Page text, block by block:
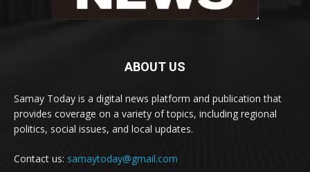
ABOUT US
Samay Today is a digital news platform and publication that
provides coverage on a variety of topics, including regional
politics, social issues, and local updates.
Contact us: samaytoday@gmail.com